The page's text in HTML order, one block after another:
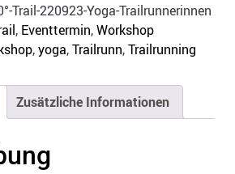
Trail-220923-Yoga-Trailrunnerinnen
, Eventtermin,Workshop
,yoga,Trailrunn,Trailrunning
Zusätzliche Informationen